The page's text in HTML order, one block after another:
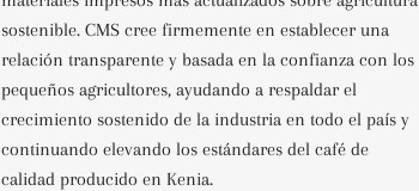
sostenible. CMS cree firmemente en establecer una
relación transparente y basada en la confianza con los
pequeños agricultores, ayudando a respaldar el
crecimiento sostenido de la industria en todo el país y
continuando elevando los estándares del café de
calidad producido en Kenia.